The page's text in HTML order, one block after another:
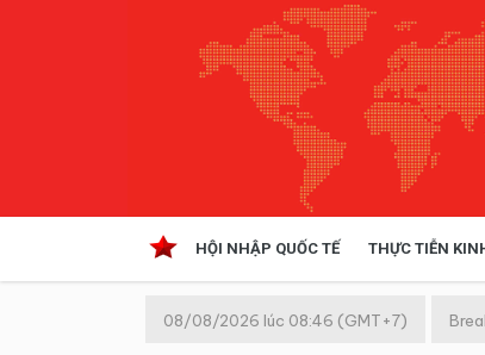
HỘI NHẬP QUỐC TẾ THỰC TIỄN
Kinh tế hội nhập
08/08/2026 lúc 08:46 (GMT+7)